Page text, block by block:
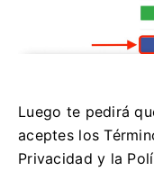
Luego te pedirá
aceptes los
Privacidad y la